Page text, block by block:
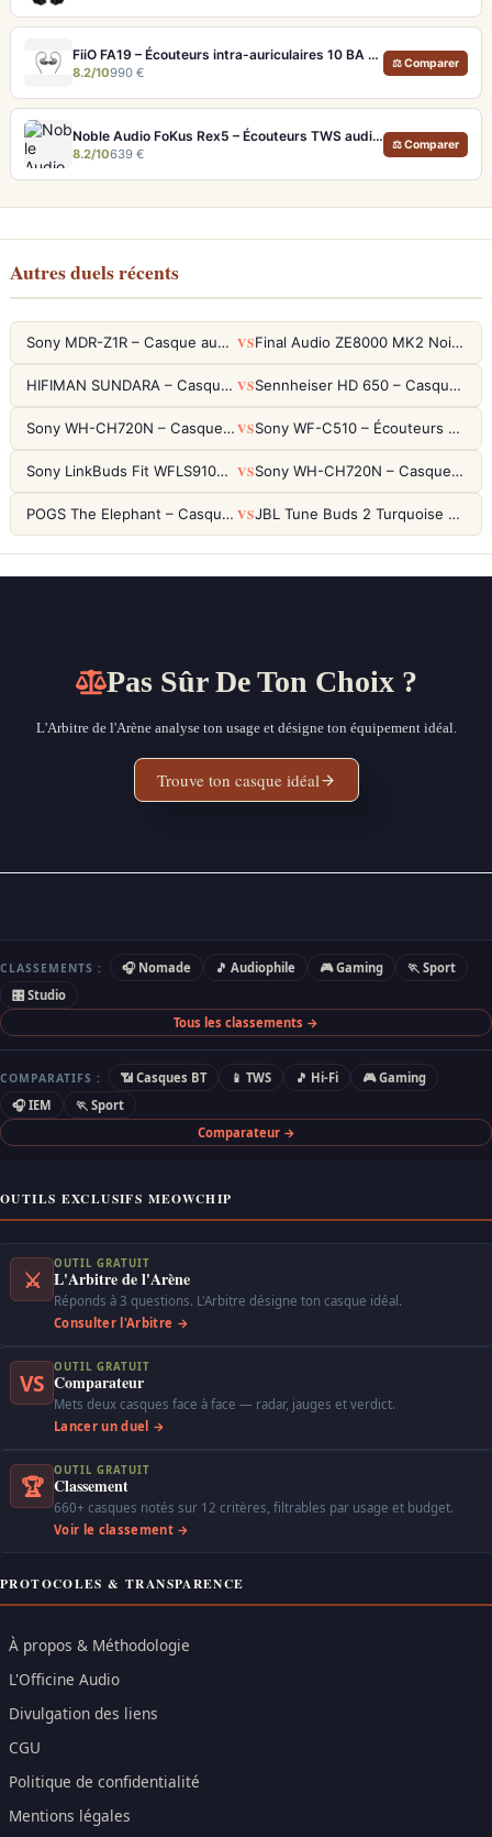
FiiO FA19 – Écouteurs intra-auriculaires 10 BA Knowles avec technologie S.Turbo
8.2/10990 €
⚖ Comparer
Noble Audio FoKus Rex5 – Écouteurs TWS audiophiles tribrides
8.2/10639 €
⚖ Comparer
Autres duels récents
Sony MDR-Z1R – Casque audiophile fermé haute résolution VS Final Audio ZE8000 MK2 Noir – Écouteurs True Wireless audiophiles 8K Sound
HIFIMAN SUNDARA – Casque Planar Magnetic Ouvert Over-Ear Audiophile VS Sennheiser HD 650 – Casque audiophile ouvert pour l'écoute analytique
Sony WH-CH720N – Casque ANC 35h, Ultra-léger (192g) avec Processeur V1 VS Sony WF-C510 – Écouteurs True Wireless compacts, autonomie 22h et multipoint
Sony LinkBuds Fit WFLS910NW Blanc – Écouteurs Sport Ailes ANC VS Sony WH-CH720N – Casque ANC 35h, Ultra-léger (192g) avec Processeur V1
POGS The Elephant – Casque Filaire Enfants 85dB POGS-Safe™ (Éco-Responsable) VS JBL Tune Buds 2 Turquoise – Écouteurs True Wireless avec ANC et autonomie 48h
Pas Sûr De Ton Choix ?
L'Arbitre de l'Arène analyse ton usage et désigne ton équipement idéal.
Trouve ton casque idéal
CLASSEMENTS : 🎧 Nomade 🎵 Audiophile 🎮 Gaming
🏃 Sport
🎛 Studio
Tous les classements →
COMPARATIFS : 📶 Casques BT 📱 TWS 🎵 Hi-Fi
🎮 Gaming
🎧 IEM
🏃 Sport
Comparateur →
OUTILS EXCLUSIFS MEOWCHIP
⚔
OUTIL GRATUIT
L'Arbitre de l'Arène
Réponds à 3 questions. L'Arbitre désigne ton casque idéal.
Consulter l'Arbitre →
VS
OUTIL GRATUIT
Comparateur
Mets deux casques face à face — radar, jauges et verdict.
Lancer un duel →
🏆
OUTIL GRATUIT
Classement
660+ casques notés sur 12 critères, filtrables par usage et budget.
Voir le classement →
PROTOCOLES & TRANSPARENCE
À propos & Méthodologie
L'Officine Audio
Divulgation des liens
CGU
Politique de confidentialité
Mentions légales